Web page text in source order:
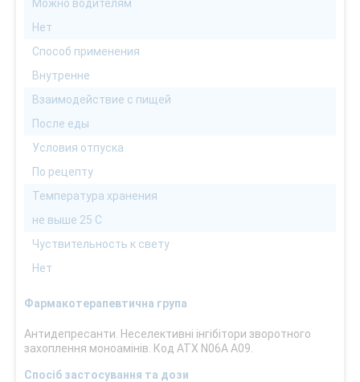
Можно водителям
Нет
Способ применения
Внутренне
Взаимодействие с пищей
После еды
Условия отпуска
По рецепту
Температура хранения
не выше 25 С
Чуствительность к свету
Нет
Фармакотерапевтична група
Антидепресанти. Неселективні інгібітори зворотного
захоплення моноамінів. Код АТХ N06А A09.
Спосіб застосування та дози